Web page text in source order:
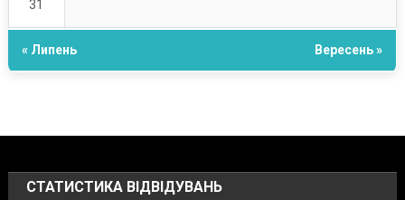
31
« Липень Вересень »
СТАТИСТИКА ВІДВІДУВАНЬ